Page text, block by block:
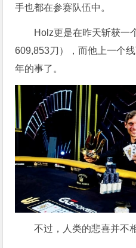
手也都在参赛队伍中。
Holz更是在昨天斩获一
609,853刀），而他上一个
年的事了。
不过，人类的悲喜并不